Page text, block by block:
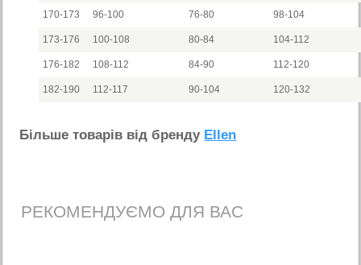
170-173 96-100 76-80 98-104
173-176 100-108 80-84 104-112
176-182 108-112 84-90 112-120
182-190 112-117 90-104 120-132
Бiльше товарiв вiд бренду Ellen
РЕКОМЕНДУЄМО ДЛЯ ВАС